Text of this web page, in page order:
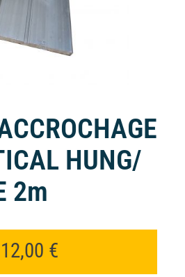
HUNG/
2m
12,00 €